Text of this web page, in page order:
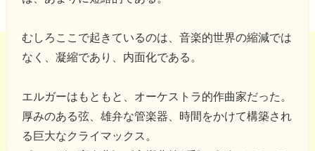
むしろここで起きているのは、音楽的世界の縮減では
なく、凝縮であり、内面化である。
エルガーはもともと、オーケストラ的作曲家だった。
厚みのある弦、雄弁な管楽器、時間をかけて構築され
る巨大なクライマックス。